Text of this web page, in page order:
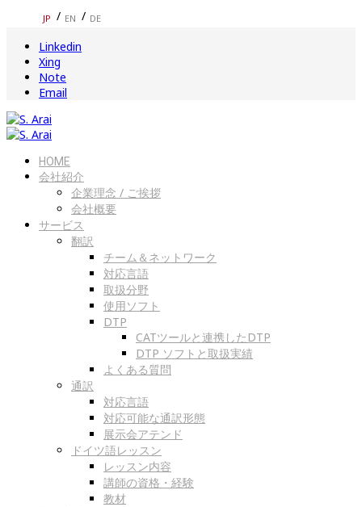
JP EN DE
Linkedin
Xing
Note
Email
HOME
会社紹介
企業理念 / ご挨拶
会社概要
サービス
翻訳
チーム＆ネットワーク
対応言語
取扱分野
使用ソフト
DTP
CATツールと連携したDTP
DTP ソフトと取扱実績
よくある質問
通訳
対応言語
対応可能な通訳形態
展示会アテンド
ドイツ語レッスン
レッスン内容
講師の資格・経験
教材